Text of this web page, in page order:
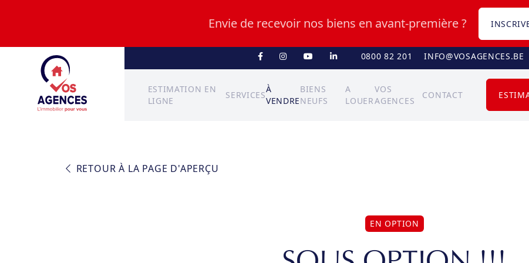
Envie de recevoir nos biens en avant-première ?
0800 82 201 INFO@VOSAGENCES.BE
ESTIMATION EN
LIGNE
SERVICES
À
VENDRE
BIENS
NEUFS
A
LOUER
VOS
AGENCES
CONTACT
RETOUR À LA PAGE D'APERÇU
EN OPTION